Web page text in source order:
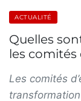
ACTUALITÉ
Quelles
les comités
Les comités